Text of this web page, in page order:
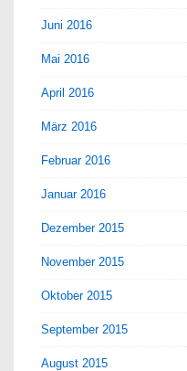
Juni 2016
Mai 2016
April 2016
März 2016
Februar 2016
Januar 2016
Dezember 2015
November 2015
Oktober 2015
September 2015
August 2015